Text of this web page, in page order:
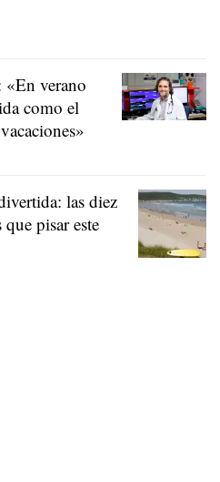
verano
como el
las diez
pisar este